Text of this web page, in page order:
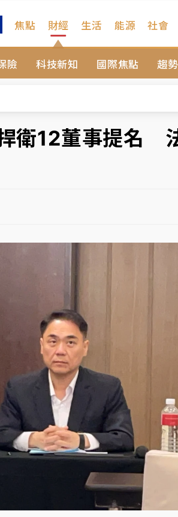
焦點 財經
險 科技新知 國際焦點 趨
生活 能源 社會
載板皆走弱
駁 理由曝光
六起展出延長至晚上7時
庭
熱區曝
理由曝光
熱區曝
衛12董事提名